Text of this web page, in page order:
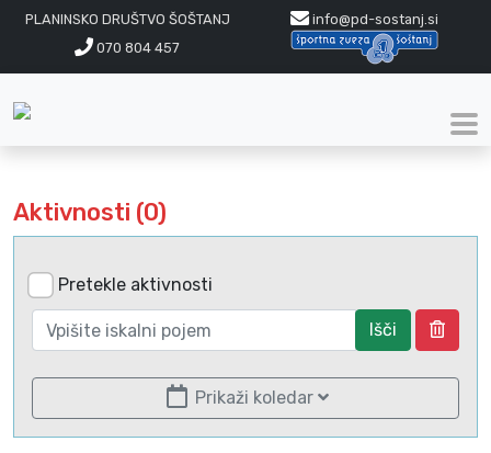
PLANINSKO DRUŠTVO ŠOŠTANJ
info@pd-sostanj.si
070 804 457
Aktivnosti (0)
Pretekle aktivnosti
Išči
Prikaži koledar